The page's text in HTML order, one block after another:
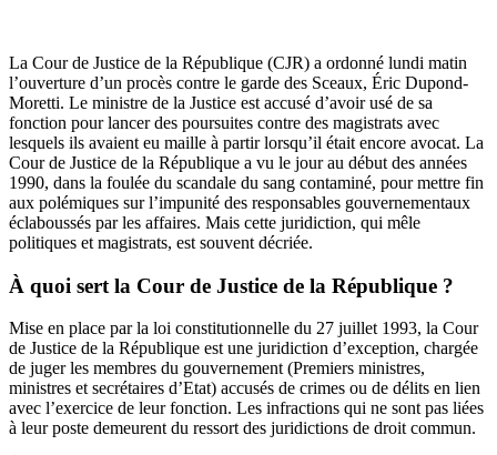
La Cour de Justice de la République (CJR) a ordonné lundi matin
l’ouverture d’un procès contre le garde des Sceaux, Éric Dupond-
Moretti. Le ministre de la Justice est accusé d’avoir usé de sa
fonction pour lancer des poursuites contre des magistrats avec
lesquels ils avaient eu maille à partir lorsqu’il était encore avocat. La
Cour de Justice de la République a vu le jour au début des années
1990, dans la foulée du scandale du sang contaminé, pour mettre fin
aux polémiques sur l’impunité des responsables gouvernementaux
éclaboussés par les affaires. Mais cette juridiction, qui mêle
politiques et magistrats, est souvent décriée.
À quoi sert la Cour de Justice de la République ?
Mise en place par la loi constitutionnelle du 27 juillet 1993, la Cour
de Justice de la République est une juridiction d’exception, chargée
de juger les membres du gouvernement (Premiers ministres,
ministres et secrétaires d’Etat) accusés de crimes ou de délits en lien
avec l’exercice de leur fonction. Les infractions qui ne sont pas liées
à leur poste demeurent du ressort des juridictions de droit commun.